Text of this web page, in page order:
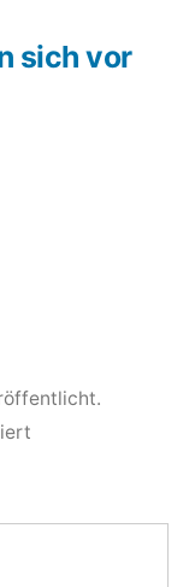
sich vor